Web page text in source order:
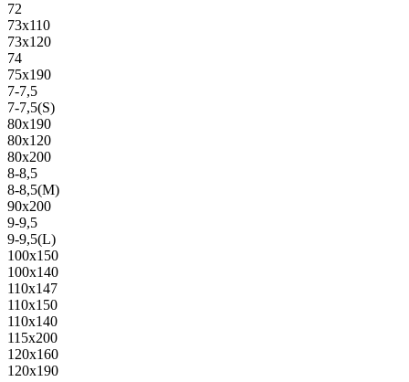
72
73х110
73х120
74
75х190
7-7,5
7-7,5(S)
80х190
80х120
80х200
8-8,5
8-8,5(M)
90х200
9-9,5
9-9,5(L)
100х150
100х140
110х147
110х150
110х140
115х200
120х160
120х190